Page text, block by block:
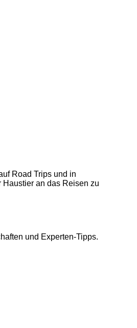
Road Trips und in
an das Reisen zu
und Experten-Tipps.